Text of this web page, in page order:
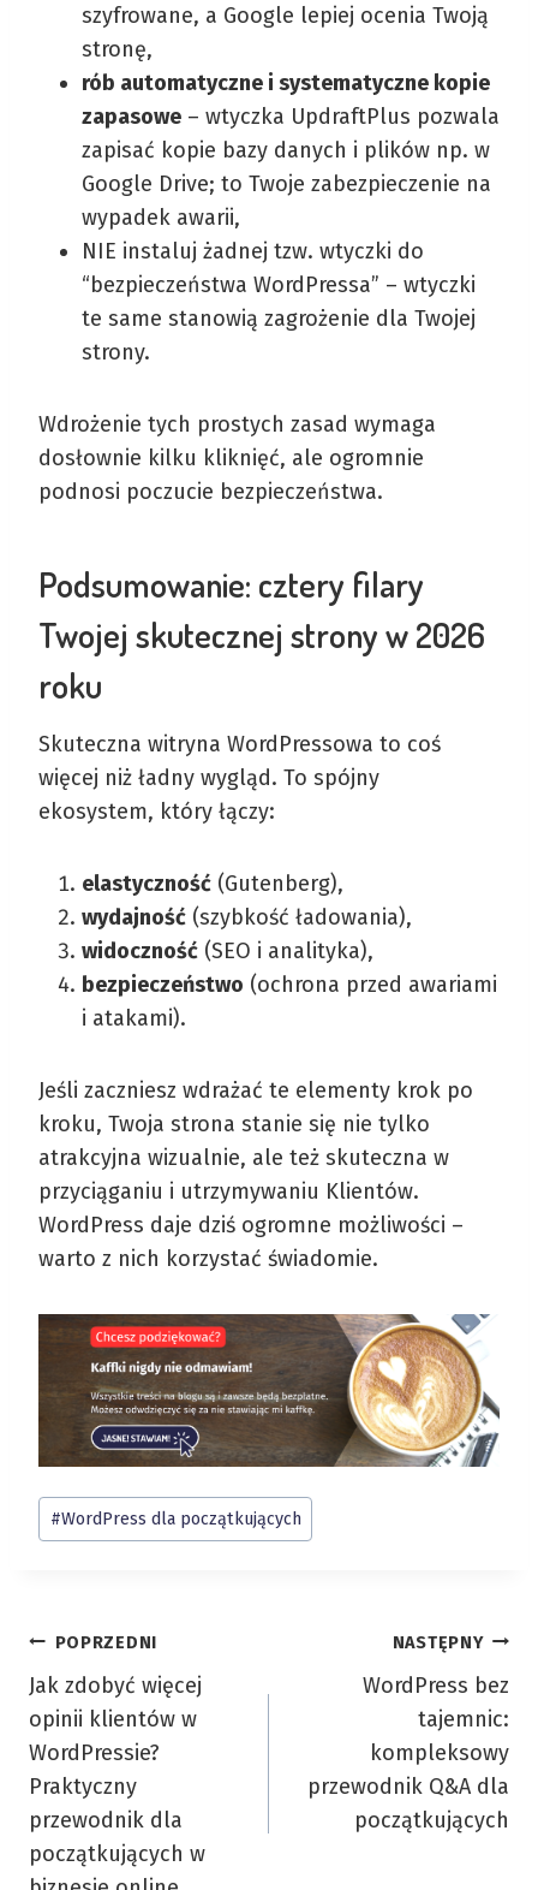
szyfrowane, a Google lepiej ocenia Twoją
stronę,
rób automatyczne i systematyczne kopie
zapasowe – wtyczka UpdraftPlus pozwala
zapisać kopie bazy danych i plików np. w
Google Drive; to Twoje zabezpieczenie na
wypadek awarii,
NIE instaluj żadnej tzw. wtyczki do
“bezpieczeństwa WordPressa” – wtyczki
te same stanowią zagrożenie dla Twojej
strony.
Wdrożenie tych prostych zasad wymaga
dosłownie kilku kliknięć, ale ogromnie
podnosi poczucie bezpieczeństwa.
Podsumowanie: cztery filary
Twojej skutecznej strony w 2026
roku
Skuteczna witryna WordPressowa to coś
więcej niż ładny wygląd. To spójny
ekosystem, który łączy:
elastyczność (Gutenberg),
wydajność (szybkość ładowania),
widoczność (SEO i analityka),
bezpieczeństwo (ochrona przed awariami
i atakami).
Jeśli zaczniesz wdrażać te elementy krok po
kroku, Twoja strona stanie się nie tylko
atrakcyjna wizualnie, ale też skuteczna w
przyciąganiu i utrzymywaniu Klientów.
WordPress daje dziś ogromne możliwości –
warto z nich korzystać świadomie.
Tagi
wpisu:
#WordPress dla początkujących
Nawigacja
wpisu
POPRZEDNI
Jak zdobyć więcej
opinii klientów w
WordPressie?
Praktyczny
przewodnik dla
początkujących w
NASTĘPNY
WordPress bez
tajemnic:
kompleksowy
przewodnik Q&A dla
początkujących